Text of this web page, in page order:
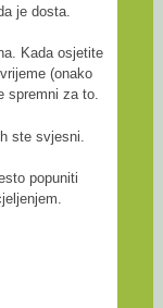
je dosta.
Kada osjetite
(onako
spremni za to.
ste svjesni.
popuniti